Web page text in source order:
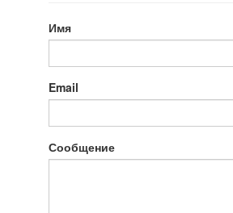
Имя
Email
Сообщение